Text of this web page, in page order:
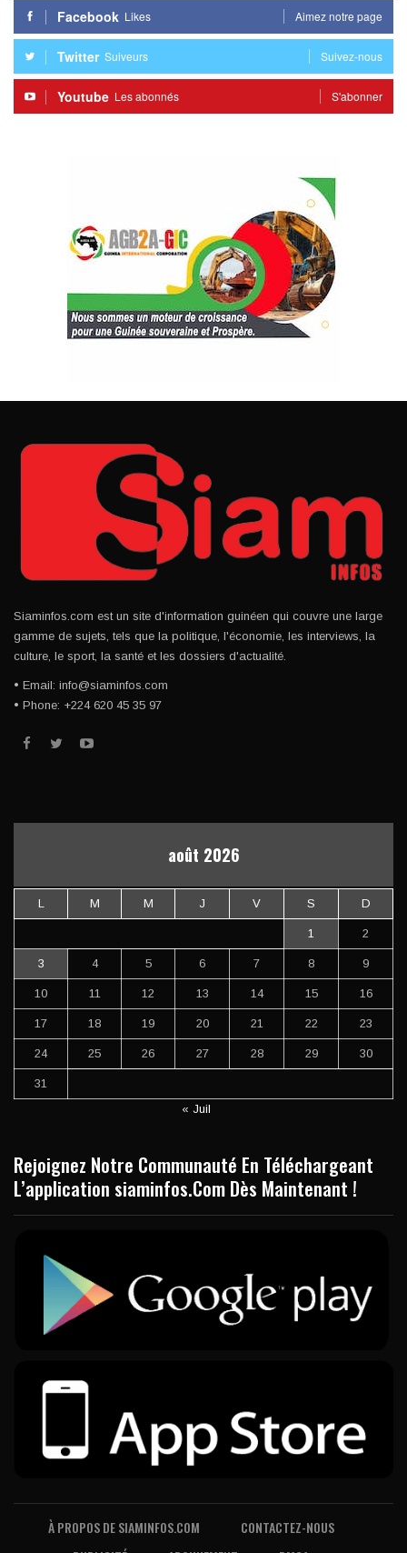
Facebook Likes Aimez notre page
Twitter Suiveurs Suivez-nous
Youtube Les abonnés S'abonner
Siaminfos.com est un site d'information guinéen qui couvre une large
gamme de sujets, tels que la politique, l'économie, les interviews, la
culture, le sport, la santé et les dossiers d'actualité.
• Email: info@siaminfos.com
• Phone: +224 620 45 35 97
août 2026
L M M J V S D
1 2
3 4 5 6 7 8 9
10 11 12 13 14 15 16
17 18 19 20 21 22 23
24 25 26 27 28 29 30
31
« Juil
Rejoignez Notre Communauté En Téléchargeant
L’application siaminfos.Com Dès Maintenant !
À PROPOS DE SIAMINFOS.COM
CONTACTEZ-NOUS